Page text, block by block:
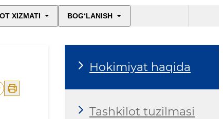
XIZMATI BOG‘LANISH
Hokimiyat haqida
Tashkilot tuzilmasi